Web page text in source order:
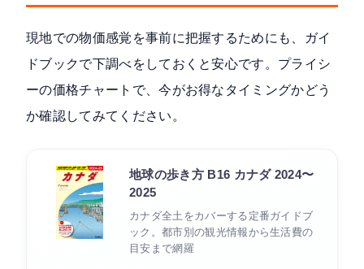
現地での物価感覚を事前に把握するためにも、ガイ
ドブックで下調べをしておくと安心です。プライシ
ーの価格チャートで、今がお得なタイミングかどう
か確認してみてください。
地球の歩き方 B16 カナダ 2024〜
2025
カナダ全土をカバーする定番ガイドブ
ック。都市別の観光情報から生活費の
目安まで網羅